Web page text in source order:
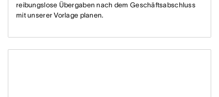
reibungslose Übergaben nach dem Geschäftsabschluss
mit unserer Vorlage planen.